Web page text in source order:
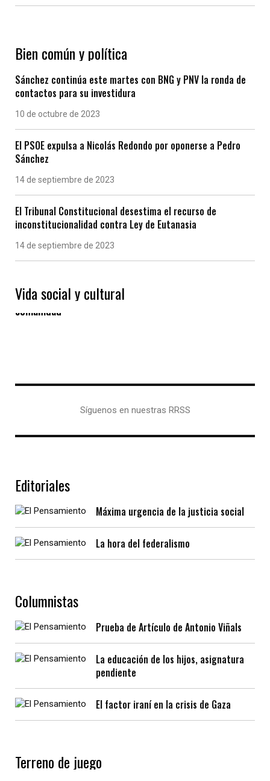
Bien común y política
Sánchez continúa este martes con BNG y PNV la ronda de
contactos para su investidura
10 de octubre de 2023
El PSOE expulsa a Nicolás Redondo por oponerse a Pedro
Sánchez
14 de septiembre de 2023
El Tribunal Constitucional desestima el recurso de
inconstitucionalidad contra Ley de Eutanasia
14 de septiembre de 2023
Vida social y cultural
Las “Eiras” gallegas, un modelo de vida en
comunidad
Síguenos en nuestras RRSS
Editoriales
Máxima urgencia de la justicia social
La hora del federalismo
Columnistas
Prueba de Artículo de Antonio Viñals
La educación de los hijos, asignatura
pendiente
El factor iraní en la crisis de Gaza
Terreno de juego